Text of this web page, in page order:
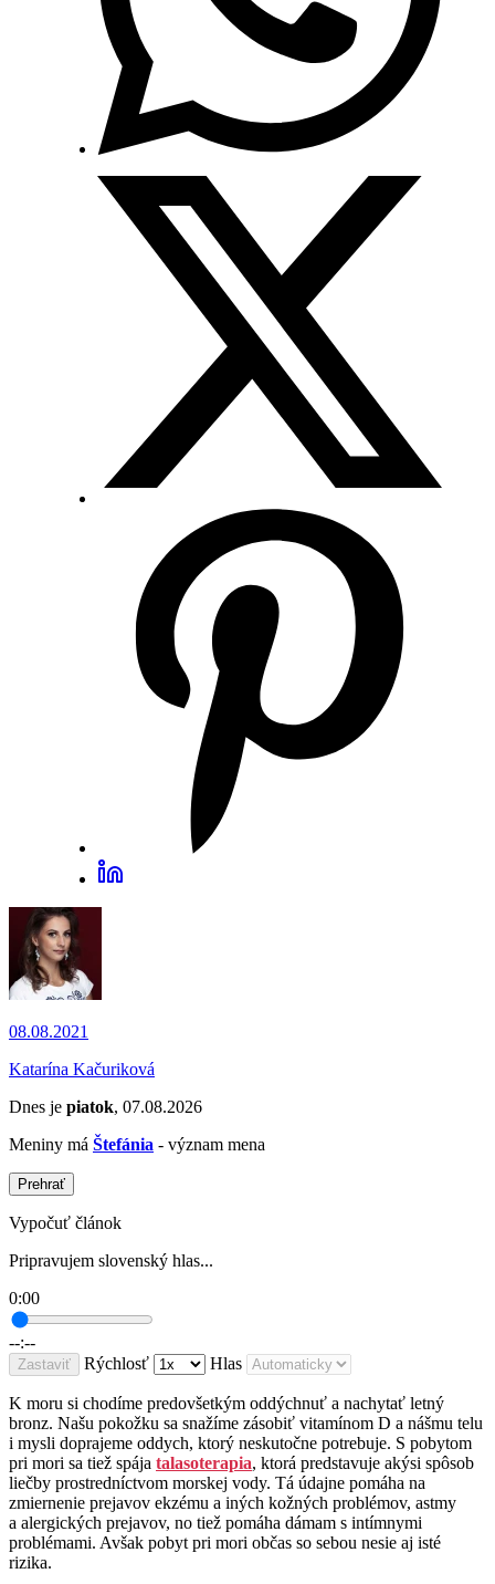
08.08.2021
Katarína Kačuriková
Dnes je piatok, 07.08.2026
Meniny má Štefánia - význam mena
Prehrať
Vypočuť článok
Pripravujem slovenský hlas...
0:00
--:--
Zastaviť Rýchlosť Hlas
K moru si chodíme predovšetkým oddýchnuť a nachytať letný
bronz. Našu pokožku sa snažíme zásobiť vitamínom D a nášmu telu
i mysli doprajeme oddych, ktorý neskutočne potrebuje. S pobytom
pri mori sa tiež spája talasoterapia, ktorá predstavuje akýsi spôsob
liečby prostredníctvom morskej vody. Tá údajne pomáha na
zmiernenie prejavov ekzému a iných kožných problémov, astmy
a alergických prejavov, no tiež pomáha dámam s intímnymi
problémami. Avšak pobyt pri mori občas so sebou nesie aj isté
rizika.